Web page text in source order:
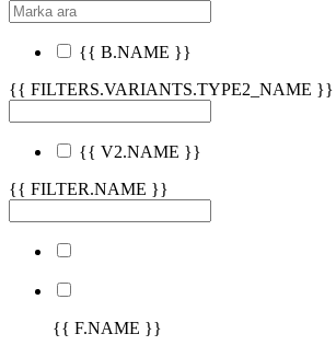
{{ B.NAME }}
{{ FILTERS.VARIANTS.TYPE2_NAME }}
{{ V2.NAME }}
{{ FILTER.NAME }}
{{ F.NAME }}